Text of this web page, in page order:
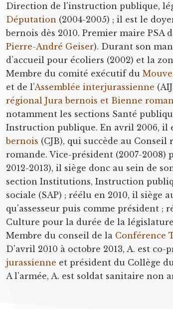
Direction de l'instruction publique,
Députation (2004-2005) ; il est le
bernois dès 2010. Premier maire PSA
Pierre-André Geiser). Durant son
d’accueil pour écoliers (2002) et la
Membre du comité exécutif du
et de l’Assemblée interjurassienne
régional Jura bernois et Bienne
notamment les sections Santé
Instruction publique. En avril 2006, il
bernois (CJB), qui succède au
romande. Vice-président (2007-2008)
2012-2013), il siège donc au sein de
section Institutions, Instruction
sociale (SAP) ; réélu en 2010, il siège
qu'assesseur puis comme président ;
Culture pour la durée de la législature
Membre du conseil de la Conférence
D'avril 2010 à octobre 2013, A. est co-
jurassienne et président du Collège
A l’armée, A. est soldat sanitaire non